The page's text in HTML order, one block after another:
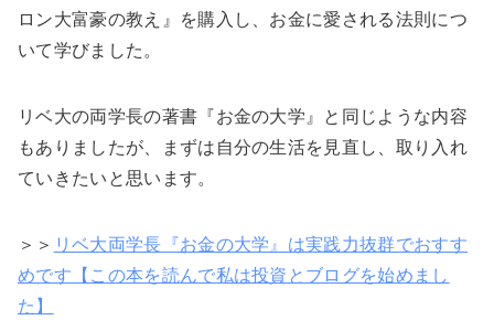
ロン大富豪の教え』を購入し、お金に愛される法則につ
いて学びました。
リベ大の両学長の著書『お金の大学』と同じような内容
もありましたが、まずは自分の生活を見直し、取り入れ
ていきたいと思います。
＞＞ リベ大両学長『お金の大学』は実践力抜群でおすす
めです【この本を読んで私は投資とブログを始めまし
た】